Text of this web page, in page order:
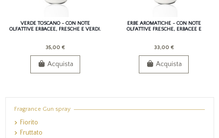
VERDE TOSCANO - CON NOTE
OLFATTIVE ERBACEE, FRESCHE E VERDI.
35,00 €
Acquista
ERBE AROMATICHE - CON NOTE
OLFATTIVE FRESCHE, ERBACEE E
33,00 €
Acquista
Fragrance Gun spray
Fiorito
Fruttato